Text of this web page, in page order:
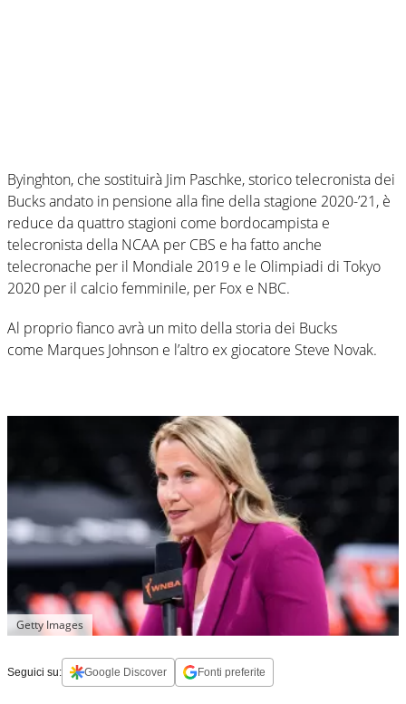
Byinghton, che sostituirà Jim Paschke, storico telecronista dei
Bucks andato in pensione alla fine della stagione 2020-’21, è
reduce da quattro stagioni come bordocampista e
telecronista della NCAA per CBS e ha fatto anche
telecronache per il Mondiale 2019 e le Olimpiadi di Tokyo
2020 per il calcio femminile, per Fox e NBC.
Al proprio fianco avrà un mito della storia dei Bucks
come Marques Johnson e l’altro ex giocatore Steve Novak.
Getty Images
Seguici su: Google Discover Fonti preferite